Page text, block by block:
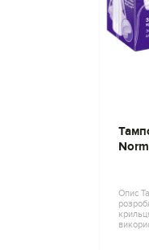
Опис